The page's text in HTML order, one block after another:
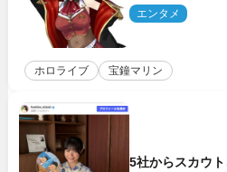
である」
エンタメ
ホロライブ 宝鐘マリン
5社からスカウ